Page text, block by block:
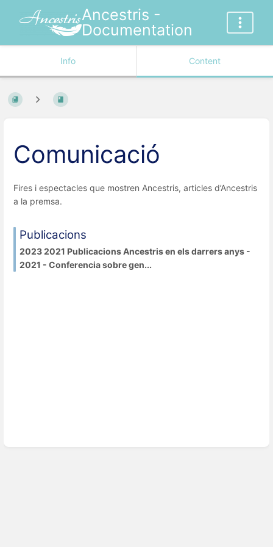
Ancestris -
Documentation
Info Content
Comunicació
Fires i espectacles que mostren Ancestris, articles d’Ancestris
a la premsa.
Publicacions
2023 2021 Publicacions Ancestris en els darrers anys -
2021 - Conferencia sobre gen...